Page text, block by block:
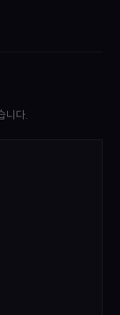
니다.